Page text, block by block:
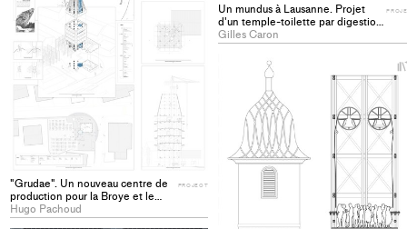
Un mundus à Lausanne. Projet
d'un temple-toilette par digestion
- PROJECT
Gilles Caron
"Grudae". Un nouveau centre de
production pour la Broye et le
village de Cugy (FR) - PROJECT
Hugo Pachoud
PROJECT
+